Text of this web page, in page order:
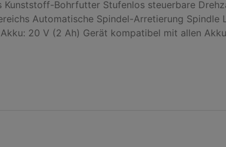
Kunststoff-Bohrfutter Stufenlos steuerbare
Automatische Spindel-Arretierung
20 V (2 Ah) Gerät kompatibel mit allen